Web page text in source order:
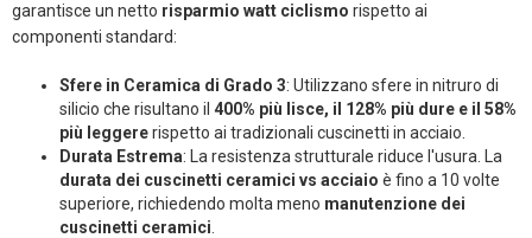
garantisce un netto risparmio watt ciclismo rispetto ai
componenti standard:
Sfere in Ceramica di Grado 3: Utilizzano sfere in nitruro di
silicio che risultano il 400% più lisce, il 128% più dure e il 58%
più leggererispetto ai tradizionali cuscinetti in acciaio.
Durata Estrema: La resistenza strutturale riduce l'usura. La
durata dei cuscinetti ceramici vs acciaio è fino a 10 volte
superiore, richiedendo molta meno manutenzione dei
cuscinetti ceramici